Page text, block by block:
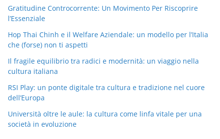
Gratitudine Controcorrente: Un Movimento Per Riscoprire
l’Essenziale
Hop Thai Chinh e il Welfare Aziendale: un modello per l’Italia
che (forse) non ti aspetti
Il fragile equilibrio tra radici e modernità: un viaggio nella
cultura italiana
RSI Play: un ponte digitale tra cultura e tradizione nel cuore
dell’Europa
Università oltre le aule: la cultura come linfa vitale per una
società in evoluzione